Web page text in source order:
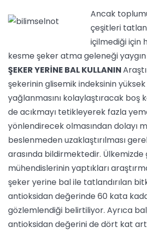
Ancak
çeşitleri
içilmediği için
kesme şeker atma geleneği
ŞEKER YERİNE BAL KULLANIN
şekerinin glisemik indeksinin
yağlanmasını kolaylaştıracak boş
de acıkmayı tetikleyerek fazla
yönlendirecek olmasından dolayı
beslenmeden uzaklaştırılması
arasında bildirmektedir. Ülkemizde
mühendislerinin yaptıkları
şeker yerine bal ile tatlandırılan
antioksidan değerinde 60 kata
gözlemlendiği belirtiliyor. Ayrıca
antioksidan değerini de dört kat